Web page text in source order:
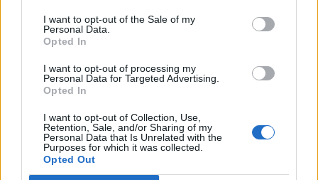
I want to opt-out of the Sale of my
Personal Data.
Opted In
I want to opt-out of processing my
Personal Data for Targeted Advertising.
Opted In
I want to opt-out of Collection, Use,
Retention, Sale, and/or Sharing of my
Personal Data that Is Unrelated with the
Purposes for which it was collected.
Opted Out
Edellinen artikkeli
HPK:lta jäätävä kuitti Tapparalle
Ilveksen…”
Seuraava artikkeli
tulevana yönä
LIITTYVÄT ARTIKKELIT LISÄÄ TEKIJÄLTÄ
Leijonat julkisti ketjut Sveitsi-peliin –
Aleksander Barkov tekee paluun